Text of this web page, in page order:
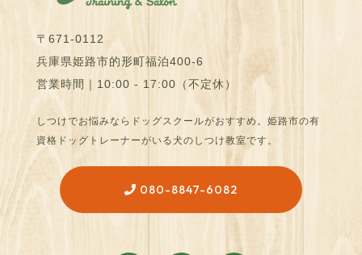
〒671-0112
兵庫県姫路市的形町福泊400-6
営業時間｜10:00 - 17:00（不定休）
しつけでお悩みならドッグスクールがおすすめ。姫路市の有
資格ドッグトレーナーがいる犬のしつけ教室です。
080-8847-6082